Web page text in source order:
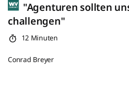
"Agenturen sollten
challengen"
12 Minuten
Conrad Breyer